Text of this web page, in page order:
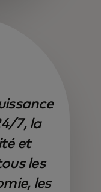
7, la
et
les
les